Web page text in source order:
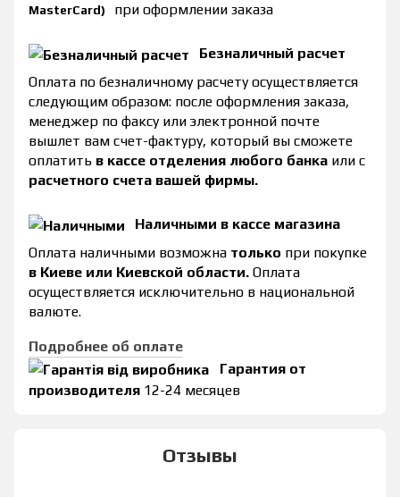
MasterCard)
при оформлении заказа
Безналичный расчет
Оплата по безналичному расчету осуществляется
следующим образом: после оформления заказа,
менеджер по факсу или электронной почте
вышлет вам счет-фактуру, который вы сможете
оплатить в кассе отделения любого банка или с
расчетного счета вашей фирмы.
Наличными в кассе магазина
Оплата наличными возможна только при покупке
в Киеве или Киевской области. Оплата
осуществляется исключительно в национальной
валюте.
Подробнее об оплате
Гарантия от
производителя 12-24 месяцев
Отзывы